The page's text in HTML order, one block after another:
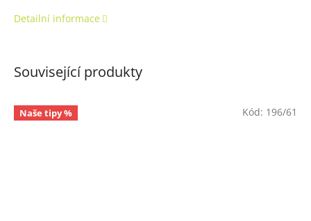
Detailní informace
Související produkty
Naše tipy % Kód: 196/61